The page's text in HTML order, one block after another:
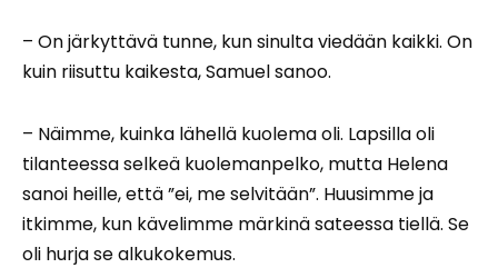
– On järkyttävä tunne, kun sinulta viedään kaikki. On
kuin riisuttu kaikesta, Samuel sanoo.
– Näimme, kuinka lähellä kuolema oli. Lapsilla oli
tilanteessa selkeä kuolemanpelko, mutta Helena
sanoi heille, että ”ei, me selvitään”. Huusimme ja
itkimme, kun kävelimme märkinä sateessa tiellä. Se
oli hurja se alkukokemus.